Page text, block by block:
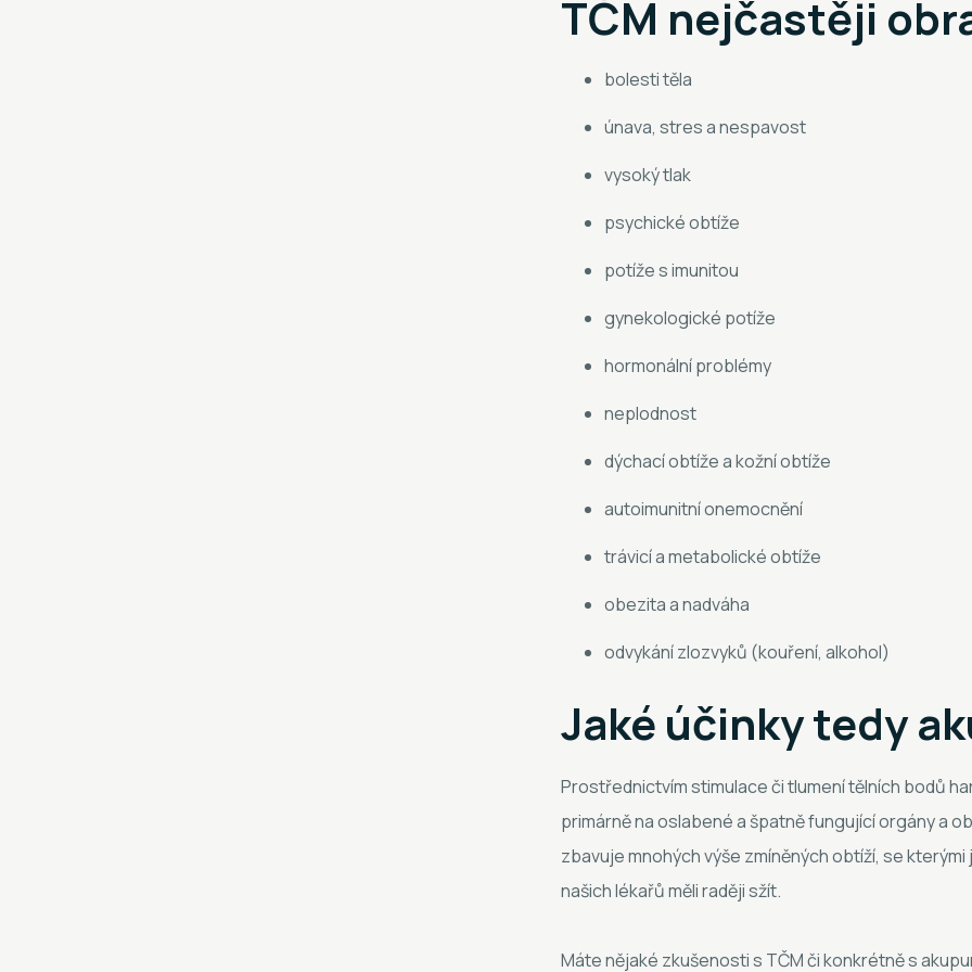
TČM nejčastěji
bolesti těla
únava, stres a nespavost
vysoký tlak
psychické obtíže
potíže s imunitou
gynekologické potíže
hormonální problémy
neplodnost
dýchací obtíže a kožní obtíže
autoimunitní onemocnění
trávicí a metabolické obtíže
obezita a nadváha
odvykání zlozvyků (kouření, alkohol)
Jaké účinky tedy
Prostřednictvím stimulace či tlumení tělních bodů
primárně na oslabené a špatně fungující orgány a
zbavuje mnohých výše zmíněných obtíží, se
našich lékařů měli raději sžít.
Máte nějaké zkušenosti s TČM či konkrétně s